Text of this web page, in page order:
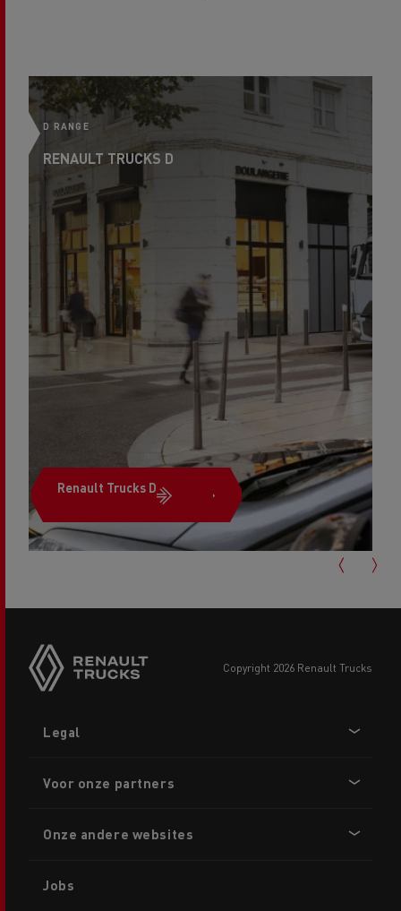
D RANGE
RENAULT TRUCKS D
Renault Trucks T High
Renault Trucks T
Renault Trucks D
copyright 2026 Renault Trucks
menu
Legal
Voor onze partners
Onze andere websites
Jobs